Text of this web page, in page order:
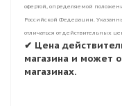
офертой, определяемой
Российской Федерации.
отличаться от действительных
✔ Цена
магазина и может
магазинах.